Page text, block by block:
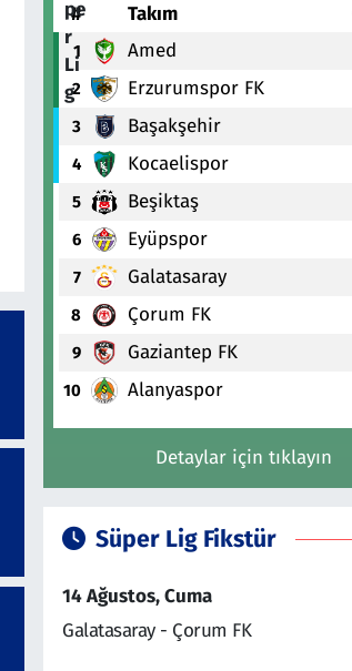
# Takım
1 Amed
2 Erzurumspor FK
3 Başakşehir
4 Kocaelispor
5 Beşiktaş
6 Eyüpspor
7 Galatasaray
8 Çorum FK
9 Gaziantep FK
10 Alanyaspor
Detaylar için tıklayın
Süper Lig Fikstür
14 Ağustos, Cuma
Galatasaray - Çorum FK